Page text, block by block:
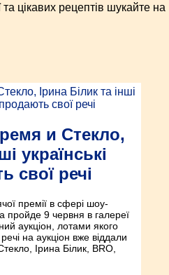
цікавих рецептів шукайте на
и Стекло,
українські
свої речі
премії в сфері шоу-
пройде 9 червня в галереї
аукціон, лотами якого
на аукціон вже віддали
Ірина Білик, BRO,